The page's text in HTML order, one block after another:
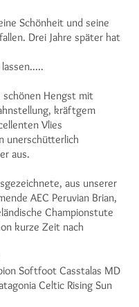
Schönheit und seine
Drei Jahre später hat
schönen Hengst mit
kräftgem
Vlies
unerschütterlich
aus.
aus unserer
AEC Peruvian Brian,
Championstute
kurze Zeit nach
Softfoot Casstalas MD
Celtic Rising Sun